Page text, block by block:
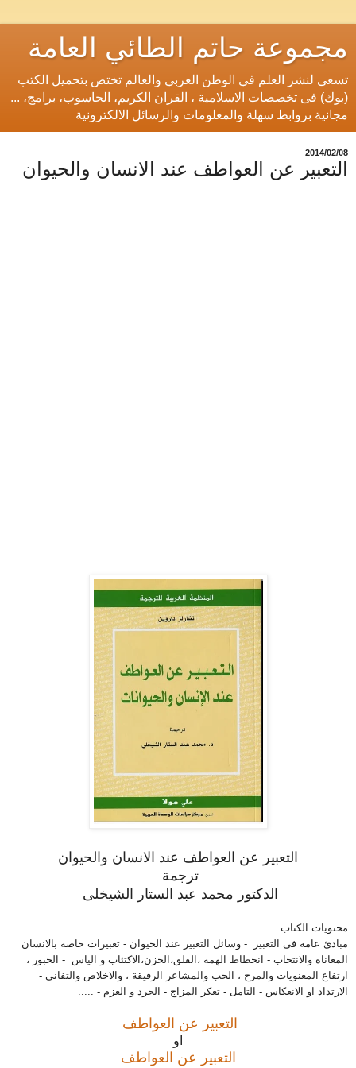
مجموعة حاتم الطائي العامة
تسعى لنشر العلم في الوطن العربي والعالم تختص بتحميل الكتب
(بوك) فى تخصصات الاسلامية ، القران الكريم، الحاسوب، برامج، ...
مجانية بروابط سهلة والمعلومات والرسائل الالكترونية
08‏/02‏/2014
التعبير عن العواطف عند الانسان والحيوان
التعبير عن العواطف عند الانسان والحيوان
ترجمة
الدكتور محمد عبد الستار الشيخلى
محتويات الكتاب
مبادئ عامة فى التعبير - وسائل التعبير عند الحيوان - تعبيرات خاصة بالانسان
المعاناه والانتحاب - انحطاط الهمة ،القلق،الحزن،الاكتئاب و الياس - الحبور ،
ارتفاع المعنويات والمرح ، الحب والمشاعر الرقيقة ، والاخلاص والتفانى -
الارتداد او الانعكاس - التامل - تعكر المزاج - الحرد و العزم - .....
التعبير عن العواطف
او
التعبير عن العواطف